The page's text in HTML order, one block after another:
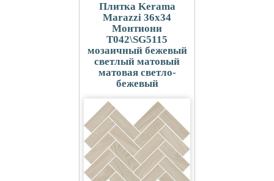
Плитка Kerama
Marazzi 36x34
Монтиони
T042\SG5115
мозаичный бежевый
светлый матовый
матовая светло-
бежевый